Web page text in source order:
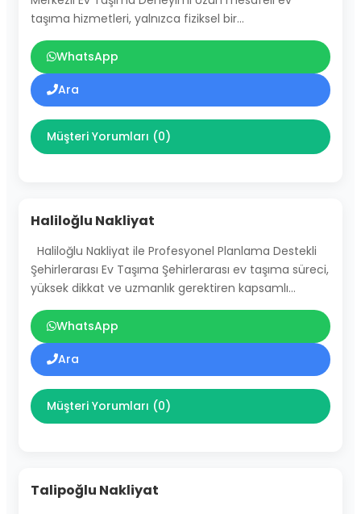
taşıma hizmetleri, yalnızca fiziksel bir…
WhatsApp
Ara
Müşteri Yorumları (0)
Haliloğlu Nakliyat
Haliloğlu Nakliyat ile Profesyonel Planlama Destekli
Şehirlerarası Ev Taşıma Şehirlerarası ev taşıma süreci,
yüksek dikkat ve uzmanlık gerektiren kapsamlı…
WhatsApp
Ara
Müşteri Yorumları (0)
Talipoğlu Nakliyat